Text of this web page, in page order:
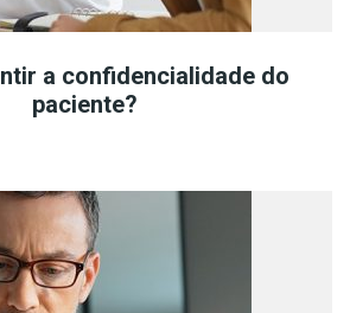
a confidencialidade do
paciente?